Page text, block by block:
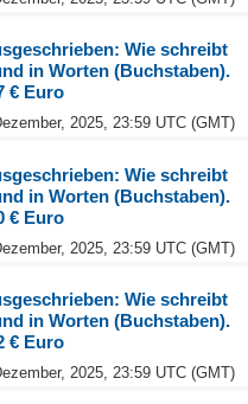
Wie schreibt
in Worten (Buchstaben).
€ Euro
2025, 23:59 UTC (GMT)
Wie schreibt
in Worten (Buchstaben).
€ Euro
2025, 23:59 UTC (GMT)
Wie schreibt
in Worten (Buchstaben).
€ Euro
2025, 23:59 UTC (GMT)